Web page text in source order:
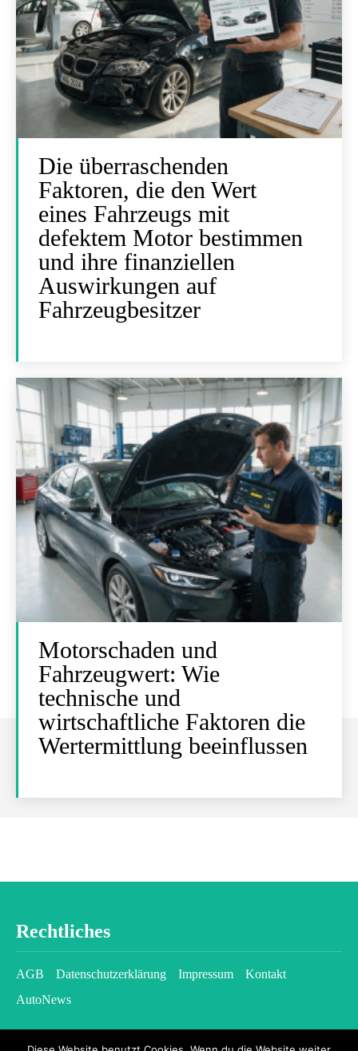
Die überraschenden
Faktoren, die den Wert
eines Fahrzeugs mit
defektem Motor bestimmen
und ihre finanziellen
Auswirkungen auf
Fahrzeugbesitzer
Motorschaden und
Fahrzeugwert: Wie
technische und
wirtschaftliche Faktoren die
Wertermittlung beeinflussen
Rechtliches
AGB Datenschutzerklärung Impressum
Kontakt
AutoNews